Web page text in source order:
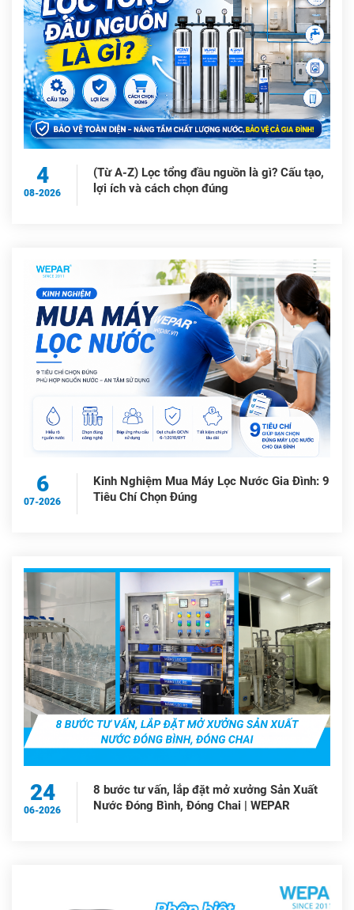
4
08-2026
(Từ A-Z) Lọc tổng đầu nguồn là gì? Cấu tạo,
lợi ích và cách chọn đúng
6
07-2026
Kinh Nghiệm Mua Máy Lọc Nước Gia Đình: 9
Tiêu Chí Chọn Đúng
24
06-2026
8 bước tư vấn, lắp đặt mở xưởng Sản Xuất
Nước Đóng Bình, Đóng Chai | WEPAR